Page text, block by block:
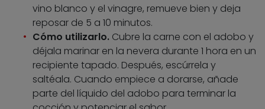
vino blanco y el vinagre, remueve bien y deja
reposar de 5 a 10 minutos.
Cómo utilizarlo. Cubre la carne con el adobo y
déjala marinar en la nevera durante 1 hora en un
recipiente tapado. Después, escúrrela y
saltéala. Cuando empiece a dorarse, añade
parte del líquido del adobo para terminar la